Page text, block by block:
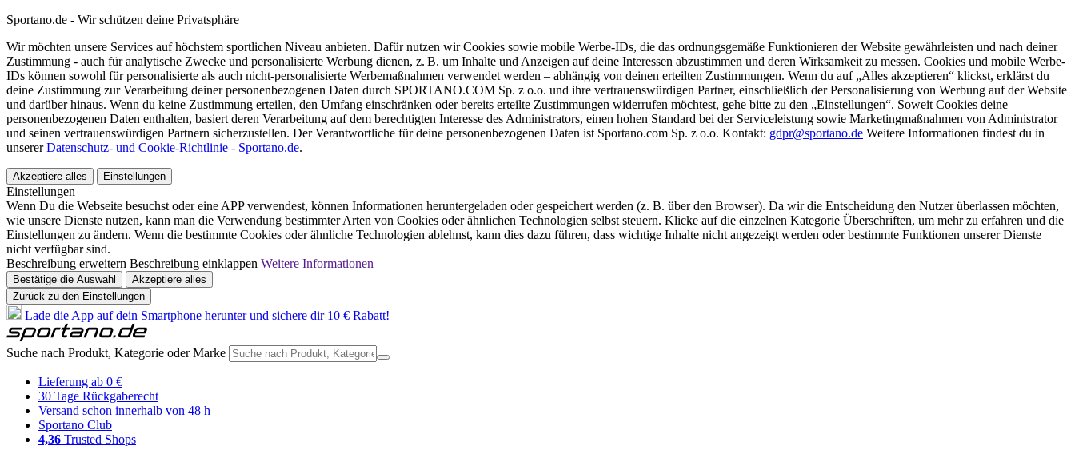
Sportano.de - Wir schützen deine Privatsphäre
Wir möchten unsere Services auf höchstem sportlichen Niveau anbieten. Dafür nutzen wir Cookies sowie mobile Werbe-IDs, die das ordnungsgemäße Funktionieren der Website gewährleisten und nach deiner
Zustimmung - auch für analytische Zwecke und personalisierte Werbung dienen, z. B. um Inhalte und Anzeigen auf deine Interessen abzustimmen und deren Wirksamkeit zu messen. Cookies und mobile Werbe-
IDs können sowohl für personalisierte als auch nicht-personalisierte Werbemaßnahmen verwendet werden – abhängig von deinen erteilten Zustimmungen. Wenn du auf „Alles akzeptieren“ klickst, erklärst du
deine Zustimmung zur Verarbeitung deiner personenbezogenen Daten durch SPORTANO.COM Sp. z o.o. und ihre vertrauenswürdigen Partner, einschließlich der Personalisierung von Werbung auf der Website
und darüber hinaus. Wenn du keine Zustimmung erteilen, den Umfang einschränken oder bereits erteilte Zustimmungen widerrufen möchtest, gehe bitte zu den „Einstellungen“. Soweit Cookies deine
personenbezogenen Daten enthalten, basiert deren Verarbeitung auf dem berechtigten Interesse des Administrators, einen hohen Standard bei der Serviceleistung sowie Marketingmaßnahmen von Administrator
und seinen vertrauenswürdigen Partnern sicherzustellen. Der Verantwortliche für deine personenbezogenen Daten ist Sportano.com Sp. z o.o. Kontakt: gdpr@sportano.de Weitere Informationen findest du in
unsererDatenschutz- und Cookie-Richtlinie - Sportano.de.
Akzeptiere alles Einstellungen
Einstellungen
Wenn Du die Webseite besuchst oder eine APP verwendest, können Informationen heruntergeladen oder gespeichert werden (z. B. über den Browser). Da wir die Entscheidung den Nutzer überlassen möchten,
wie unsere Dienste nutzen, kann man die Verwendung bestimmter Arten von Cookies oder ähnlichen Technologien selbst steuern. Klicke auf die einzelnen Kategorie Überschriften, um mehr zu erfahren und die
Einstellungen zu ändern. Wenn die bestimmte Cookies oder ähnliche Technologien ablehnst, kann dies dazu führen, dass wichtige Inhalte nicht angezeigt werden oder bestimmte Funktionen unserer Dienste
nicht verfügbar sind.
Beschreibung erweitern Beschreibung einklappen Weitere Informationen
Bestätige die Auswahl
Akzeptiere alles
Zurück zu den Einstellungen
Lade die App auf dein Smartphone herunter und sichere dir 10 € Rabatt!
Suche nach Produkt, Kategorie oder Marke
Lieferung ab 0 €
30 Tage Rückgaberecht
Versand schon innerhalb von 48 h
Sportano Club
4,36 Trusted Shops